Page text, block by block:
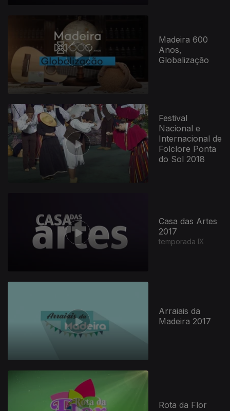
Madeira 600
Anos,
Globalização
Festival
Nacional e
Internacional de
Folclore Ponta
do Sol 2018
Casa das Artes
2017
temporada IX
Arraiais da
Madeira 2017
Rota da Flor
146167